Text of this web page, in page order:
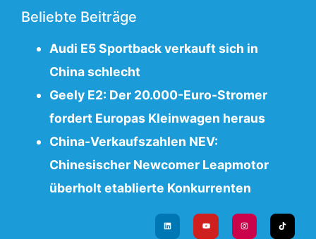
Beliebte Beiträge
Audi E5 Sportback verkauft sich in
China schlecht
Geely E2: Der 20.000-Euro-Stromer
fordert Europas Kleinwagen heraus
China-Verkaufszahlen NEV:
Chinesischer Newcomer Leapmotor
überholt etablierte Konkurrenten